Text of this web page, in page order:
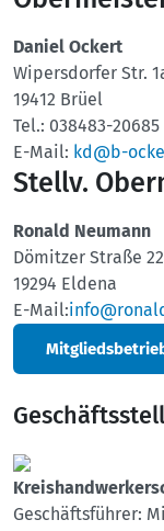
Daniel Ockert
Wipersdorfer Str.
19412 Brüel
Tel.: 038483-20685
E-Mail: kd@b-
Stellv.
Ronald Neumann
Dömitzer Straße 22
19294 Eldena
E-Mail:
Geschäftsführer: